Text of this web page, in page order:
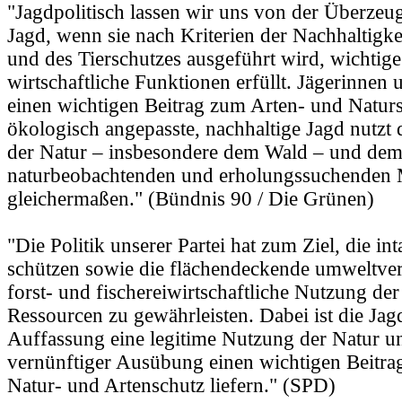
"Jagdpolitisch lassen wir uns von der
Jagd, wenn sie nach Kriterien der
und des Tierschutzes ausgeführt wird,
wirtschaftliche Funktionen erfüllt. Jägerinnen
einen wichtigen Beitrag zum Arten- und
ökologisch angepasste, nachhaltige Jagd nutzt
der Natur – insbesondere dem Wald – und dem
naturbeobachtenden und erholungssuchenden
gleichermaßen." (Bündnis 90 / Die Grünen)
"Die Politik unserer Partei hat zum Ziel, die
schützen sowie die flächendeckende
forst- und fischereiwirtschaftliche Nutzung
Ressourcen zu gewährleisten. Dabei ist die
Auffassung eine legitime Nutzung der Natur
vernünftiger Ausübung einen wichtigen
Natur- und Artenschutz liefern." (SPD)